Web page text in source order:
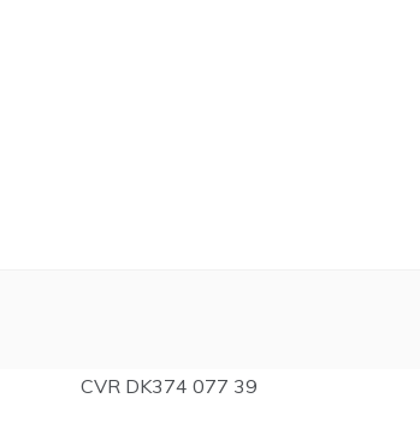
CVR DK374 077 39